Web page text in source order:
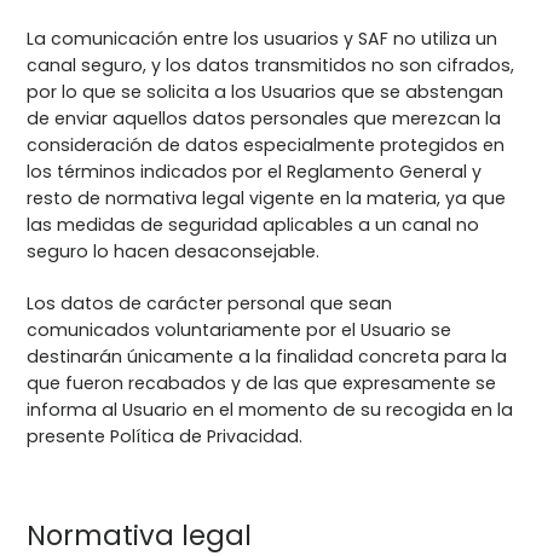
La comunicación entre los usuarios y SAF no utiliza un
canal seguro, y los datos transmitidos no son cifrados,
por lo que se solicita a los Usuarios que se abstengan
de enviar aquellos datos personales que merezcan la
consideración de datos especialmente protegidos en
los términos indicados por el Reglamento General y
resto de normativa legal vigente en la materia, ya que
las medidas de seguridad aplicables a un canal no
seguro lo hacen desaconsejable.
Los datos de carácter personal que sean
comunicados voluntariamente por el Usuario se
destinarán únicamente a la finalidad concreta para la
que fueron recabados y de las que expresamente se
informa al Usuario en el momento de su recogida en la
presente Política de Privacidad.
Normativa legal